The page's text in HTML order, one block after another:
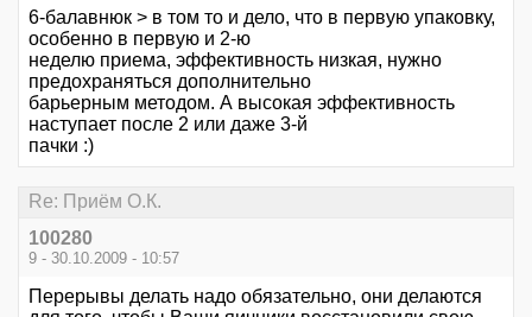
6-балавнюк > в том то и дело, что в первую упаковку,
особенно в первую и 2-ю
неделю приема, эффективность низкая, нужно
предохраняться дополнительно
барьерным методом. А высокая эффективность
наступает после 2 или даже 3-й
пачки :)
Re: Приём О.К.
100280
9 - 30.10.2009 - 10:57
Перерывы делать надо обязательно, они делаются